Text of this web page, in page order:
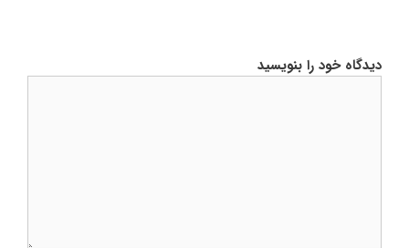
دیدگاه خود را بنویسید